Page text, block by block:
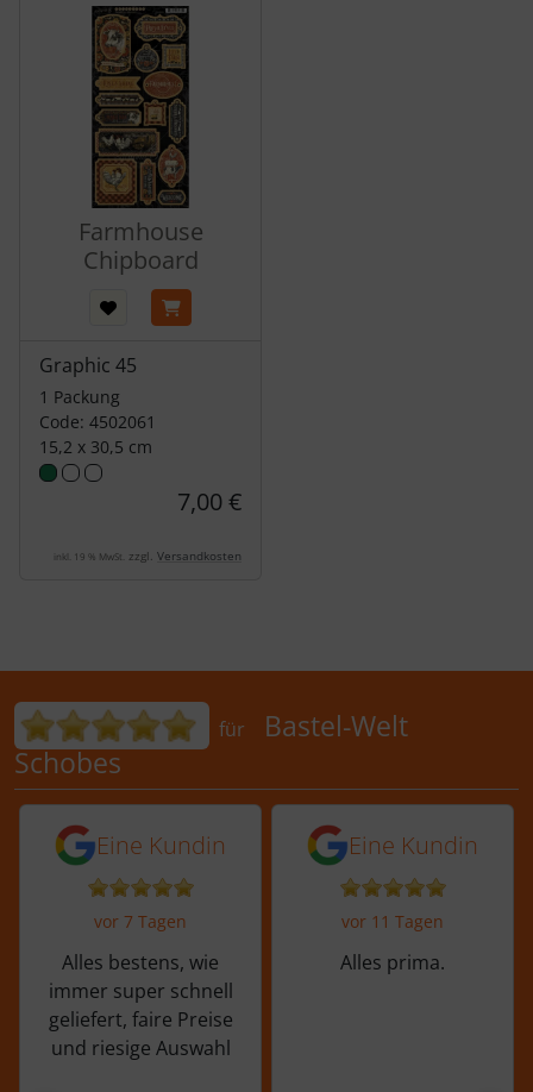
Farmhouse
Chipboard
Graphic 45
1 Packung
Code: 4502061
15,2 x 30,5 cm
7,00 €
inkl. 19 % MwSt. zzgl. Versandkosten
Bewertungen für Bastel-Welt
für
Bastel-Welt
Schobes
5 von 5 Sternen von einer Kundin vor
Eine Kundin
vor 7 Tagen
Alles bestens, wie
immer super schnell
geliefert, faire Preise
und riesige Auswahl
5 von 5 Sternen
Eine Kundin
vor 11 Tagen
Alles prima.